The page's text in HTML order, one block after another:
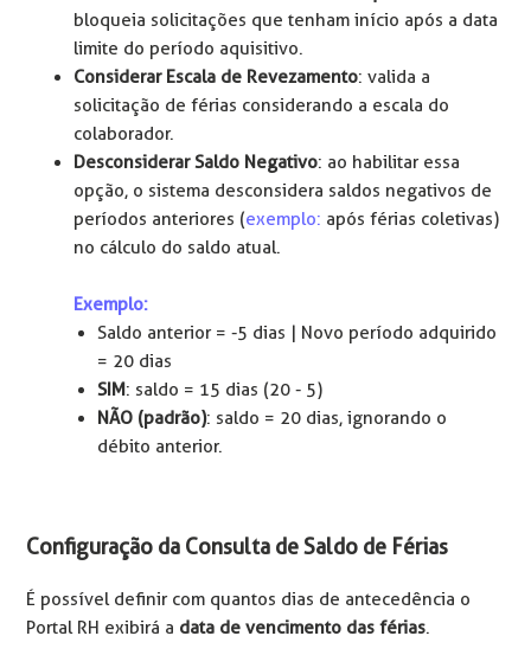
bloqueia solicitações que tenham início após a data
limite do período aquisitivo.
Considerar Escala de Revezamento: valida a
solicitação de férias considerando a escala do
colaborador.
Desconsiderar Saldo Negativo: ao habilitar essa
opção, o sistema desconsidera saldos negativos de
períodos anteriores (exemplo: após férias coletivas)
no cálculo do saldo atual.
Exemplo:
Saldo anterior = -5 dias | Novo período adquirido
= 20 dias
SIM: saldo = 15 dias (20 - 5)
NÃO (padrão): saldo = 20 dias, ignorando o
débito anterior.
Configuração da Consulta de Saldo de Férias
É possível definir com quantos dias de antecedência o
Portal RH exibirá a data de vencimento das férias.